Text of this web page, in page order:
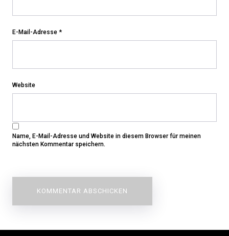
E-Mail-Adresse *
Website
Name, E-Mail-Adresse und Website in diesem Browser für meinen
nächsten Kommentar speichern.